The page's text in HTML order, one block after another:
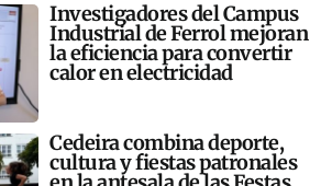
Investigadores del Campus
Industrial de Ferrol mejoran
la eficiencia para convertir
calor en electricidad
Cedeira combina deporte,
cultura y fiestas patronales